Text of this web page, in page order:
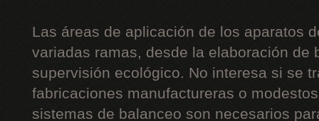
Las áreas de aplicación de los aparatos
variadas ramas, desde la elaboración de
supervisión ecológico. No interesa si se
fabricaciones manufactureras o
sistemas de balanceo son necesarios